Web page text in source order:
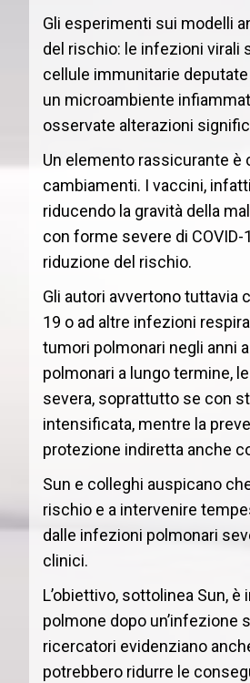
Gli esperimenti sui modelli
del rischio: le infezioni virali
cellule immunitarie
un microambiente
osservate alterazioni
Un elemento rassicurante è
cambiamenti. I vaccini,
riducendo la gravità della
con forme severe di
riduzione del rischio.
Gli autori avvertono tuttavia
19 o ad altre infezioni
tumori polmonari negli anni
polmonari a lungo termine,
severa, soprattutto se con
intensificata, mentre la
protezione indiretta anche
Sun e colleghi auspicano
rischio e a intervenire
dalle infezioni polmonari
clinici.
L’obiettivo, sottolinea Sun,
polmone dopo un’infezione
ricercatori evidenziano
potrebbero ridurre le